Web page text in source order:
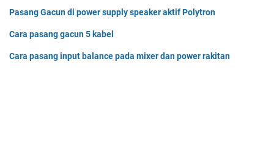
Pasang Gacun di power supply speaker aktif Polytron
Cara pasang gacun 5 kabel
Cara pasang input balance pada mixer dan power rakitan